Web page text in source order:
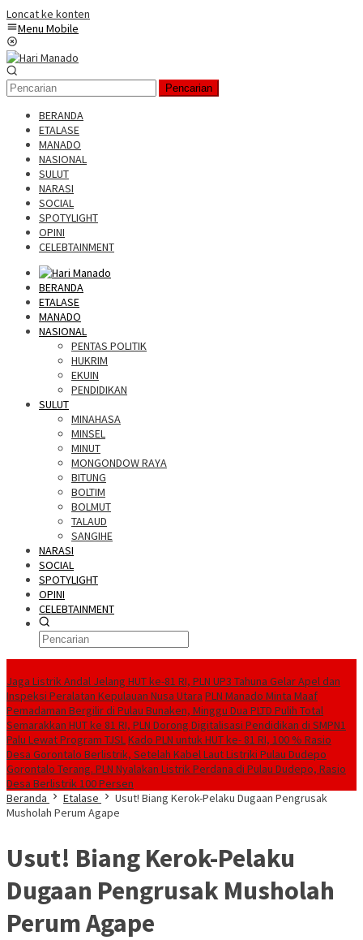
Loncat ke konten
Menu Mobile
Pencarian
BERANDA
ETALASE
MANADO
NASIONAL
SULUT
NARASI
SOCIAL
SPOTYLIGHT
OPINI
CELEBTAINMENT
BERANDA
ETALASE
MANADO
NASIONAL
PENTAS POLITIK
HUKRIM
EKUIN
PENDIDIKAN
SULUT
MINAHASA
MINSEL
MINUT
MONGONDOW RAYA
BITUNG
BOLTIM
BOLMUT
TALAUD
SANGIHE
NARASI
SOCIAL
SPOTYLIGHT
OPINI
CELEBTAINMENT
Jaga Listrik Andal Jelang HUT ke-81 RI, PLN UP3 Tahuna Gelar Apel dan
Inspeksi Peralatan Kepulauan Nusa Utara PLN Manado Minta Maaf
Pemadaman Bergilir di Pulau Bunaken, Minggu Dua PLTD Pulih Total
Semarakkan HUT ke 81 RI, PLN Dorong Digitalisasi Pendidikan di SMPN1
Palu Lewat Program TJSLKado PLN untuk HUT ke- 81 RI, 100 % Rasio
Desa Gorontalo Berlistrik, Setelah Kabel Laut Listriki Pulau Dudepo
Gorontalo Terang. PLN Nyalakan Listrik Perdana di Pulau Dudepo, Rasio
Desa Berlistrik 100 Persen
Beranda
Etalase
Usut! Biang Kerok-Pelaku Dugaan Pengrusak
Musholah Perum Agape
Usut! Biang Kerok-Pelaku
Dugaan Pengrusak Musholah
Perum Agape